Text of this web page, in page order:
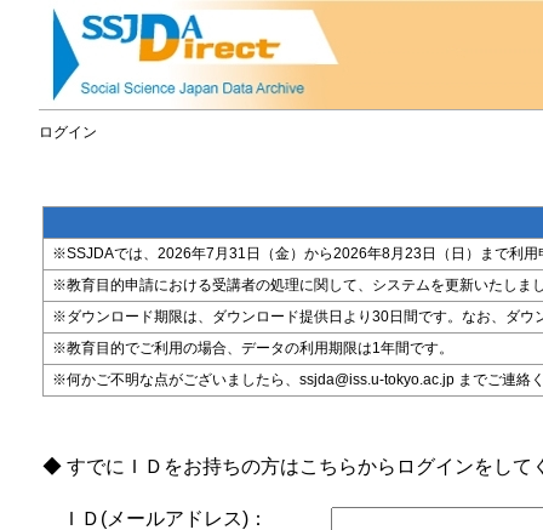
ログイン
※SSJDAでは、2026年7月31日（金）から2026年8月23日（日）まで利
※教育目的申請における受講者の処理に関して、システムを更新いたしま
※ダウンロード期限は、ダウンロード提供日より30日間です。なお、ダ
※教育目的でご利用の場合、データの利用期限は1年間です。
※何かご不明な点がございましたら、ssjda@iss.u-tokyo.ac.jp までご連絡
◆ すでにＩＤをお持ちの方はこちらからログインをして
ＩＤ(メールアドレス)：